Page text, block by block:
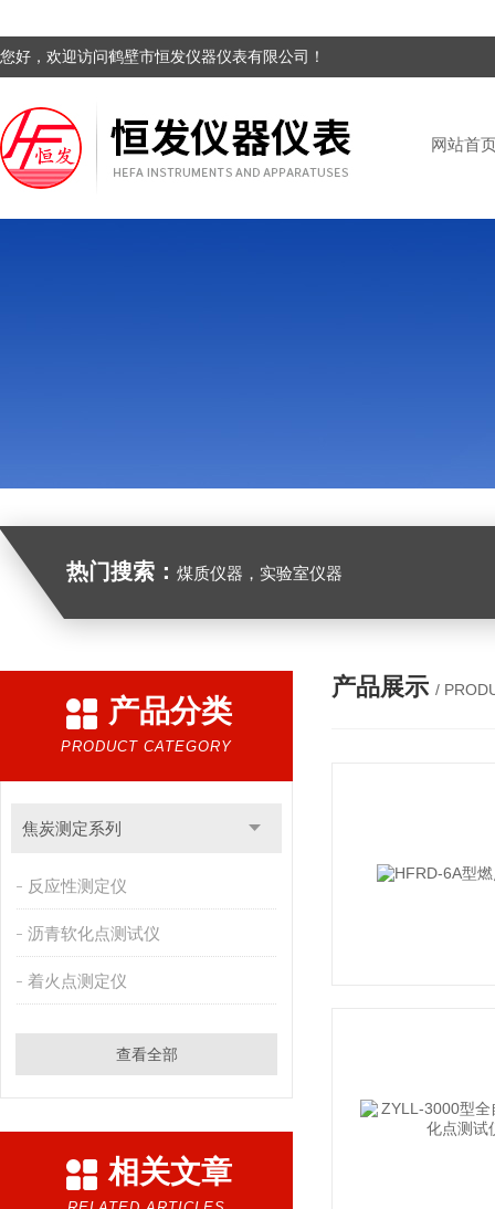
您好，欢迎访问鹤壁市恒发仪器仪表有限公司！
网站首
热门搜索： 煤质仪器，实验室仪器
产品分类
PRODUCT CATEGORY
焦炭测定系列
反应性测定仪
沥青软化点测试仪
着火点测定仪
查看全部
相关文章
产品展示 /